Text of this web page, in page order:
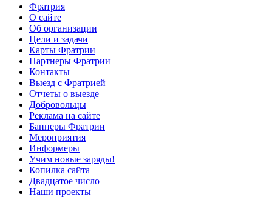
Фратрия
О сайте
Об организации
Цели и задачи
Карты Фратрии
Партнеры Фратрии
Контакты
Выезд с Фратрией
Отчеты о выезде
Добровольцы
Реклама на сайте
Баннеры Фратрии
Мероприятия
Информеры
Учим новые заряды!
Копилка сайта
Двадцатое число
Наши проекты